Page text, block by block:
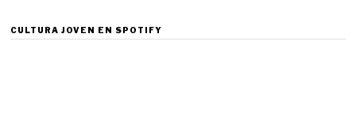
CULTURA JOVEN EN SPOTIFY